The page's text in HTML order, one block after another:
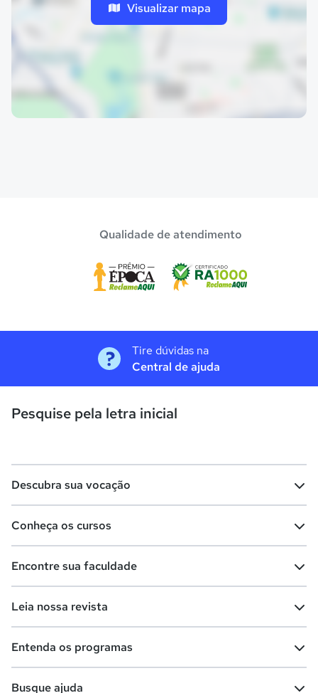
Visualizar mapa
Qualidade de atendimento
Tire dúvidas na
Central de ajuda
Pesquise pela letra inicial
Descubra sua vocação
Conheça os cursos
Cursos técnicos
Escolas
Encontre sua faculdade
Comunidade Quero
Leia nossa revista
Entenda os programas
Busque ajuda